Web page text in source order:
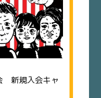
新規入会キャ